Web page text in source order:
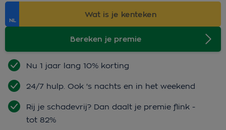
Bereken je premie
Nu 1 jaar lang 10% korting
24/7 hulp. Ook 's nachts en in het weekend
Rij je schadevrij? Dan daalt je premie flink -
tot 82%